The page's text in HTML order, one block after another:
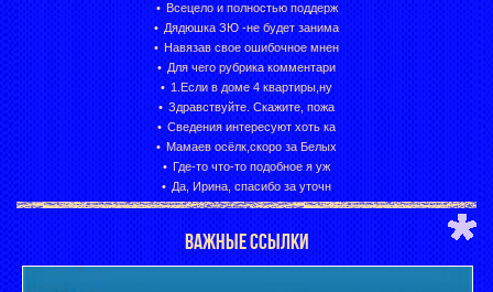
Всецело и полностью поддерж
Дядюшка ЗЮ -не будет занима
Навязав свое ошибочное мнен
Для чего рубрика комментари
1.Если в доме 4 квартиры,ну
Здравствуйте. Скажите, пожа
Сведения интересуют хоть ка
Мамаев осёлк,скоро за Белых
Где-то что-то подобное я уж
Да, Ирина, спасибо за уточн
ВАЖНЫЕ ССЫЛКИ